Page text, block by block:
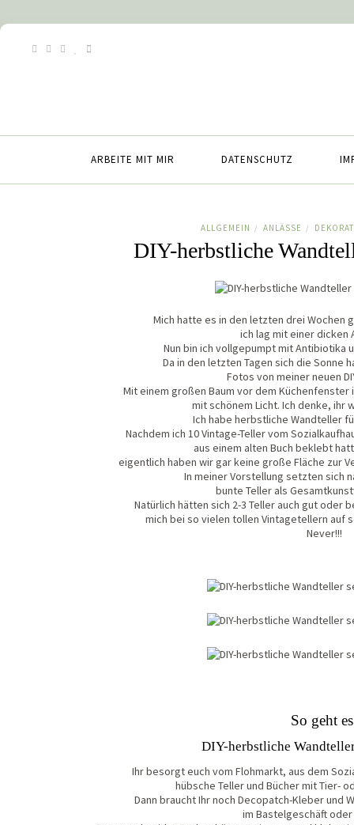
ARBEITE MIT MIR DATENSCHUTZ
ALLGEMEIN / ANLÄSSE /
DIY-herbstliche
Mich hatte es in den letzten drei Wochen
ich lag mit einer dicken
Nun bin ich vollgepumpt mit Antibiotika
Da in den letzten Tagen sich die Sonne
Fotos von meiner neuen
Mit einem großen Baum vor dem
mit schönem Licht. Ich denke, ihr
Ich habe herbstliche Wandteller
Nachdem ich 10 Vintage-Teller vom
aus einem alten Buch beklebt
eigentlich haben wir gar keine große Fläche zur
In meiner Vorstellung setzten sich
bunte Teller als
Natürlich hätten sich 2-3 Teller auch gut oder
mich bei so vielen tollen Vintagetellern auf
Never!!!
So geht
DIY-herbstliche
Ihr besorgt euch vom Flohmarkt, aus dem
hübsche Teller und Bücher mit Tier-
Dann braucht Ihr noch Decopatch-Kleber und
im Bastelgeschäft oder